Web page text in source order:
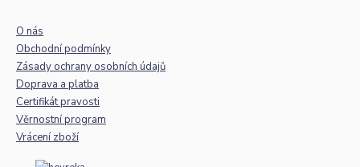
O nás
Obchodní podmínky
Zásady ochrany osobních údajů
Doprava a platba
Certifikát pravosti
Věrnostní program
Vrácení zboží